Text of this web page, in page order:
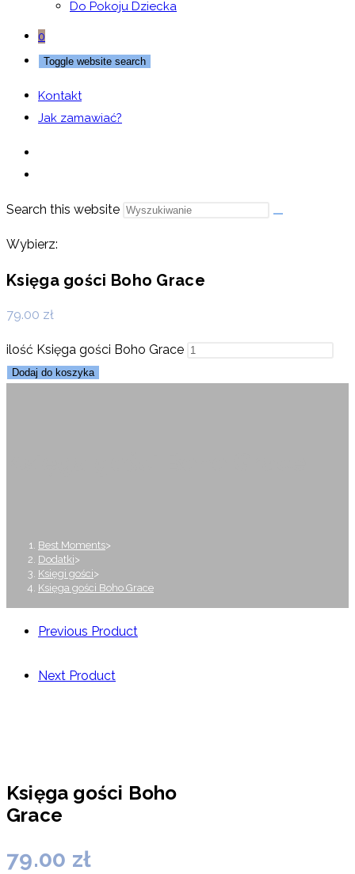
Do Pokoju Dziecka
0
Toggle website search
Kontakt
Jak zamawiać?
Search this website
Wybierz:
Księga gości Boho Grace
79.00 zł
ilość Księga gości Boho Grace
Dodaj do koszyka
Best Moments>
Dodatki>
Księgi gości>
Księga gości Boho Grace
Previous Product
Next Product
Księga gości Boho
Grace
79.00 zł